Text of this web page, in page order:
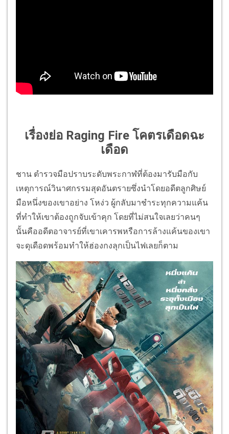
เรื่องย่อ Raging Fire โคตรเดือดฉะ
เดือด
ชาน ตำรวจมือปราบระดับพระกาฬที่ต้องมารับมือกับ
เหตุการณ์วินาศกรรมสุดอันตรายซึ่งนำโดยอดีตลูกศิษย์
มือหนึ่งของเขาอย่าง โหง่ว ผู้กลับมาชำระทุกความแค้น
ที่ทำให้เขาต้องถูกจับเข้าคุก โดยที่ไม่สนใจเลยว่าคนๆ
นั้นคืออดีตอาจารย์ที่เขาเคารพหรือการล้างแค้นของเขา
จะดุเดือดพร้อมทำให้ฮ่องกงลุกเป็นไฟเลยก็ตาม